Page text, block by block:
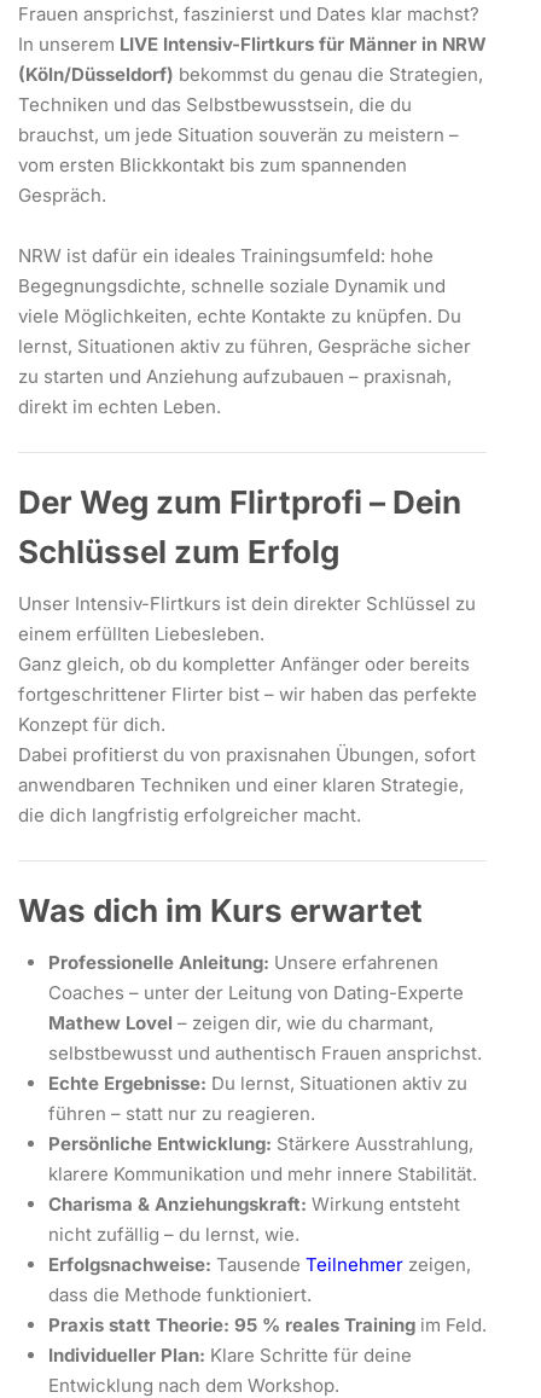
Frauen ansprichst, faszinierst und Dates klar machst?
In unserem LIVE Intensiv-Flirtkurs für Männer in NRW
(Köln/Düsseldorf) bekommst du genau die Strategien,
Techniken und das Selbstbewusstsein, die du
brauchst, um jede Situation souverän zu meistern –
vom ersten Blickkontakt bis zum spannenden
Gespräch.
NRW ist dafür ein ideales Trainingsumfeld: hohe
Begegnungsdichte, schnelle soziale Dynamik und
viele Möglichkeiten, echte Kontakte zu knüpfen. Du
lernst, Situationen aktiv zu führen, Gespräche sicher
zu starten und Anziehung aufzubauen – praxisnah,
direkt im echten Leben.
Der Weg zum Flirtprofi – Dein
Schlüssel zum Erfolg
Unser Intensiv-Flirtkurs ist dein direkter Schlüssel zu
einem erfüllten Liebesleben.
Ganz gleich, ob du kompletter Anfänger oder bereits
fortgeschrittener Flirter bist – wir haben das perfekte
Konzept für dich.
Dabei profitierst du von praxisnahen Übungen, sofort
anwendbaren Techniken und einer klaren Strategie,
die dich langfristig erfolgreicher macht.
Was dich im Kurs erwartet
Professionelle Anleitung: Unsere erfahrenen
Coaches – unter der Leitung von Dating-Experte
Mathew Lovel – zeigen dir, wie du charmant,
selbstbewusst und authentisch Frauen ansprichst.
Echte Ergebnisse: Du lernst, Situationen aktiv zu
führen – statt nur zu reagieren.
Persönliche Entwicklung: Stärkere Ausstrahlung,
klarere Kommunikation und mehr innere Stabilität.
Charisma & Anziehungskraft: Wirkung entsteht
nicht zufällig – du lernst, wie.
Erfolgsnachweise: Tausende Teilnehmer zeigen,
dass die Methode funktioniert.
Praxis statt Theorie: 95 % reales Training im Feld.
Individueller Plan: Klare Schritte für deine
Entwicklung nach dem Workshop.